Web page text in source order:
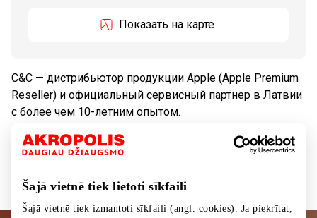
Šajā vietnē tiek lietoti sīkfaili
Šajā vietnē tiek izmantoti sīkfaili (angl. cookies). Ja piekrītat,
Показать на карте
C&C — дистрибьютор продукции Apple (Apple Premium
Reseller) и официальный сервисный партнер в Латвии
с более чем 10-летним опытом.
Телекоммуникации